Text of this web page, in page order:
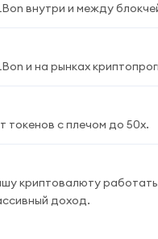
внутри и между
и на рынках
токенов с плечом до 50x.
криптовалюту работать
доход.